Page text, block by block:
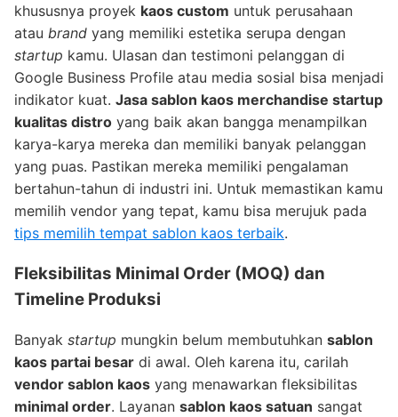
khususnya proyek kaos custom untuk perusahaan
atau brand yang memiliki estetika serupa dengan
startup kamu. Ulasan dan testimoni pelanggan di
Google Business Profile atau media sosial bisa menjadi
indikator kuat. Jasa sablon kaos merchandise startup
kualitas distro yang baik akan bangga menampilkan
karya-karya mereka dan memiliki banyak pelanggan
yang puas. Pastikan mereka memiliki pengalaman
bertahun-tahun di industri ini. Untuk memastikan kamu
memilih vendor yang tepat, kamu bisa merujuk pada
tips memilih tempat sablon kaos terbaik.
Fleksibilitas Minimal Order (MOQ) dan
Timeline Produksi
Banyak startup mungkin belum membutuhkan sablon
kaos partai besar di awal. Oleh karena itu, carilah
vendor sablon kaos yang menawarkan fleksibilitas
minimal order. Layanan sablon kaos satuan sangat